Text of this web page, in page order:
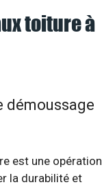
toiture à
démoussage
est une opération
la durabilité et